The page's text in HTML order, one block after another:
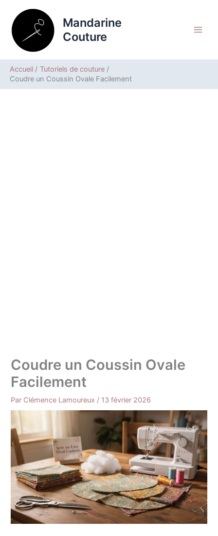
contenu
Mandarine
Couture
Accueil
Tutoriels de couture
Coudre un Coussin Ovale Facilement
Coudre un Coussin Ovale
Facilement
Par Clémence Lamoureux / 13 février 2026